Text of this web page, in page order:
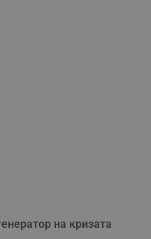
на кризата